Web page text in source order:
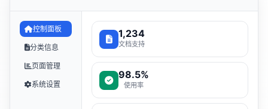
控制面板
分类信息
页面管理
系统设置
1,234
文档支持
98.5%
使用率